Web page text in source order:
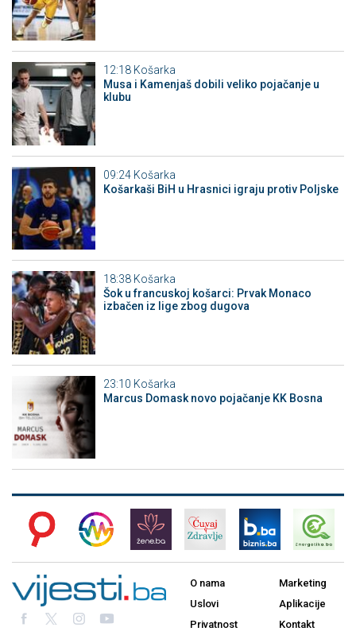
12:18 Košarka
Musa i Kamenjaš dobili veliko pojačanje u
klubu
09:24 Košarka
Košarkaši BiH u Hrasnici igraju protiv Poljske
18:38 Košarka
Šok u francuskoj košarci: Prvak Monaco
izbačen iz lige zbog dugova
23:10 Košarka
Marcus Domask novo pojačanje KK Bosna
O nama
Uslovi
Privatnost
Marketing
Aplikacije
Kontakt